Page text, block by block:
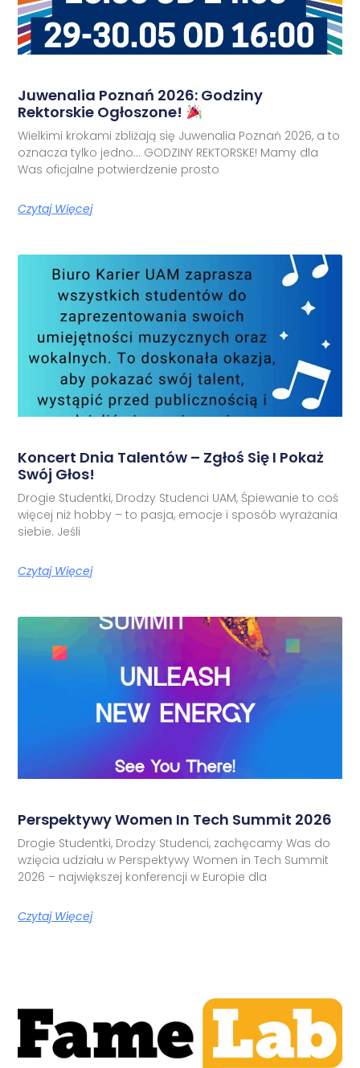
Juwenalia Poznań 2026: Godziny
Rektorskie Ogłoszone!
Wielkimi krokami zbliżają się Juwenalia Poznań 2026, a to
oznacza tylko jedno… GODZINY REKTORSKE! Mamy dla
Was oficjalne potwierdzenie prosto
Czytaj Więcej
Koncert Dnia Talentów – Zgłoś Się I Pokaż
Swój Głos!
Drogie Studentki, Drodzy Studenci UAM, Śpiewanie to coś
więcej niż hobby – to pasja, emocje i sposób wyrażania
siebie. Jeśli
Czytaj Więcej
Perspektywy Women In Tech Summit 2026
Drogie Studentki, Drodzy Studenci, zachęcamy Was do
wzięcia udziału w Perspektywy Women in Tech Summit
2026 – największej konferencji w Europie dla
Czytaj Więcej